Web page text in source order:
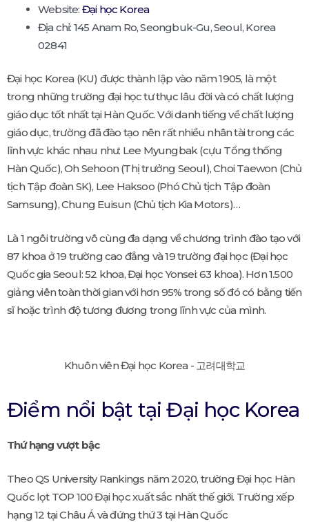
Website: Đại học Korea
Địa chỉ: 145 Anam Ro, Seongbuk-Gu, Seoul, Korea
02841
Đại học Korea (KU) được thành lập vào năm 1905, là một
trong những trường đại học tư thục lâu đời và có chất lượng
giáo dục tốt nhất tại Hàn Quốc. Với danh tiếng về chất lượng
giáo dục, trường đã đào tạo nên rất nhiều nhân tài trong các
lĩnh vực khác nhau như: Lee Myungbak (cựu Tổng thống
Hàn Quốc), Oh Sehoon (Thị trưởng Seoul), Choi Taewon (Chủ
tịch Tập đoàn SK), Lee Haksoo (Phó Chủ tịch Tập đoàn
Samsung), Chung Euisun (Chủ tịch Kia Motors)…
Là 1 ngôi trường vô cùng đa dạng về chương trình đào tạo với
87 khoa ở 19 trường cao đẳng và 19 trường đại học (Đại học
Quốc gia Seoul: 52 khoa, Đại học Yonsei: 63 khoa). Hơn 1.500
giảng viên toàn thời gian với hơn 95% trong số đó có bằng tiến
sĩ hoặc trình độ tương đương trong lĩnh vực của mình.
Khuôn viên Đại học Korea - 고려대학교
Điểm nổi bật tại Đại học Korea
Thứ hạng vượt bậc
Theo QS University Rankings năm 2020, trường Đại học Hàn
Quốc lọt TOP 100 Đại học xuất sắc nhất thế giới. Trường xếp
hạng 12 tại Châu Á và đứng thứ 3 tại Hàn Quốc